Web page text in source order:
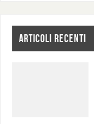
ARTICOLI RECENTI